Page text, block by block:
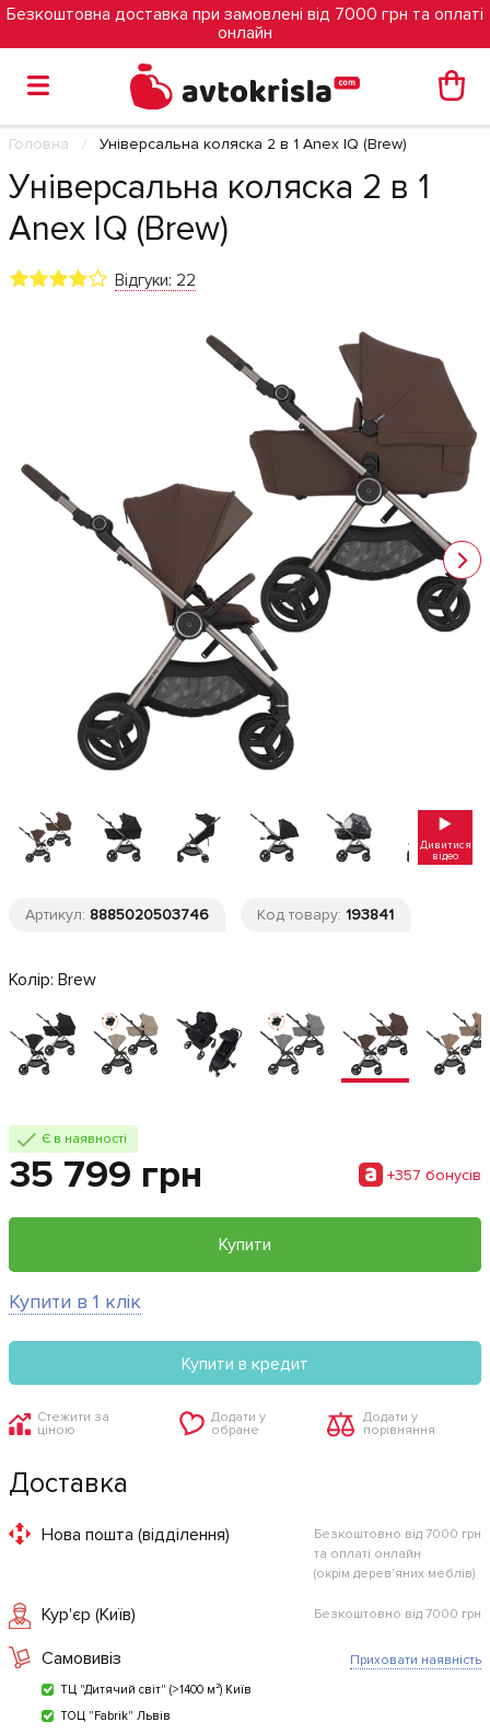
Безкоштовна доставка при замовлені від 7000 грн та оплаті
онлайн
Головна Універсальна коляска 2 в 1 Anex IQ (Brew)
Універсальна коляска 2 в 1
Anex IQ (Brew)
Відгуки: 22
Дивитися
відео
Артикул: 8885020503746 Код товару: 193841
Колір: Brew
Є в наявності
35 799 грн +357 бонусiв
Купити
Купити в 1 клік
Купити в кредит
Стежити за
ціною
Додати у
обране
Додати у
порівняння
Доставка
Нова пошта (відділення)
Безкоштовно від 7000 грн
та оплаті онлайн
(окрім дерев'яних меблів)
Кур'єр (Київ) Безкоштовно від 7000 грн
Самовивіз
ТЦ "Дитячий світ" (>1400 м²) Київ
ТОЦ "Fabrik" Львів
Приховати наявність